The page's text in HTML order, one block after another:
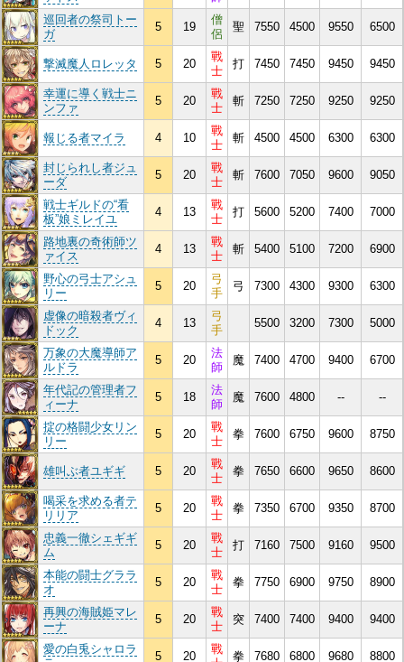
巡回者の祭司トー
ガ
5 19
僧
侶
聖 7550 4500 9550 6500
撃滅魔人ロレッタ 5 20
戰
士
打 7450 7450 9450 9450
幸運に導く戦士ニ
ンファ
5 20
戰
士
斬 7250 7250 9250 9250
報じる者マイラ 4 10
戰
士
斬 4500 4500 6300 6300
封じられし者ジュ
ーダ
5 20
戰
士
斬 7600 7050 9600 9050
戦士ギルドの“看
板”娘ミレイユ
4 13
戰
士
打 5600 5200 7400 7000
路地裏の奇術師ツ
ァイス
4 13
戰
士
斬 5400 5100 7200 6900
野心の弓士アシュ
リー
5 20
弓
手
弓 7300 4300 9300 6300
虚像の暗殺者ヴィ
ドック
4 13
弓
手
5500 3200 7300 5000
万象の大魔導師ア
ルドラ
5 20
法
師
魔 7400 4700 9400 6700
年代記の管理者フ
ィーナ
5 18
法
師
魔 7600 4800 -- --
掟の格闘少女リン
リー
5 20
戰
士
拳 7600 6750 9600 8750
雄叫ぶ者ユギギ 5 20
戰
士
拳 7650 6600 9650 8600
喝采を求める者テ
リリア
5 20
戰
士
拳 7350 6700 9350 8700
忠義一徹シェギギ
ム
5 20
戰
士
打 7160 7500 9160 9500
本能の闘士グララ
オ
5 20
戰
士
拳 7750 6900 9750 8900
再興の海賊姫マレ
ーナ
5 20
戰
士
突 7400 7400 9400 9400
愛の白兎シャロラ
5 20
戰
拳 7680 6800 9680 8800